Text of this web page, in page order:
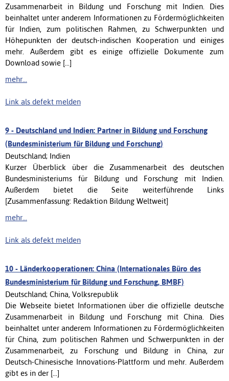
Zusammenarbeit in Bildung und Forschung mit Indien. Dies
beinhaltet unter anderem Informationen zu Fördermöglichkeiten
für Indien, zum politischen Rahmen, zu Schwerpunkten und
Höhepunkten der deutsch-indischen Kooperation und einiges
mehr. Außerdem gibt es einige offizielle Dokumente zum
Download sowie [...]
mehr...
Link als defekt melden
9 - Deutschland und Indien: Partner in Bildung und Forschung
(Bundesministerium für Bildung und Forschung)
Deutschland; Indien
Kurzer Überblick über die Zusammenarbeit des deutschen
Bundesministeriums für Bildung und Forschung mit Indien.
Außerdem bietet die Seite weiterführende Links
[Zusammenfassung: Redaktion Bildung Weltweit]
mehr...
Link als defekt melden
10 - Länderkooperationen: China (Internationales Büro des
Bundesministerium für Bildung und Forschung, BMBF)
Deutschland; China, Volksrepublik
Die Webseite bietet Informationen über die offizielle deutsche
Zusammenarbeit in Bildung und Forschung mit China. Dies
beinhaltet unter anderem Informationen zu Fördermöglichkeiten
für China, zum politischen Rahmen und Schwerpunkten in der
Zusammenarbeit, zu Forschung und Bildung in China, zur
Deutsch-Chinesische Innovations-Plattform und mehr. Außerdem
gibt es in der [...]